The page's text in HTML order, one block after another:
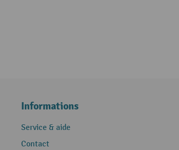
Informations
Service & aide
Contact